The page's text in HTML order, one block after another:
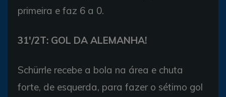
primeira e faz 6 a 0.
31′/2T: GOL DA ALEMANHA!
Schürrle recebe a bola na área e chuta
forte, de esquerda, para fazer o sétimo gol